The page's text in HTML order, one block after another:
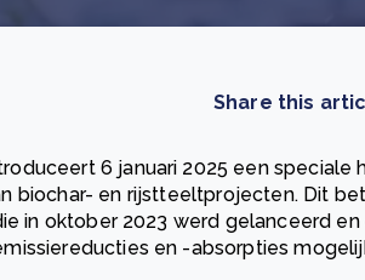
Share this
6 januari 2025 een speciale
biochar- en rijstteeltprojecten. Dit
in oktober 2023 werd gelanceerd en
en -absorpties